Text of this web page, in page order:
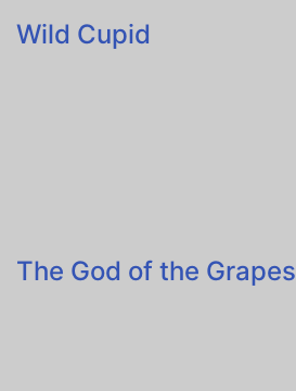
Wild Cupid
The God of the Grapes